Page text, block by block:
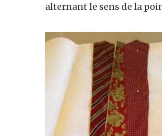
alternant le sens de la